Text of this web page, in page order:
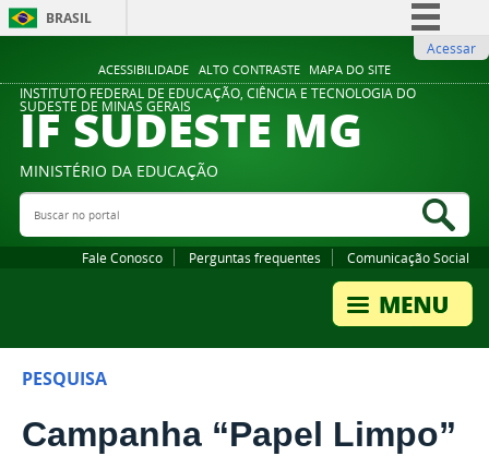
ACESSIBILIDADE ALTO CONTRASTE MAPA DO SITE
BRASIL
Comunica BR
Participe
Legislação
Acessar
INSTITUTO FEDERAL DE EDUCAÇÃO, CIÊNCIA E TECNOLOGIA DO
SUDESTE DE MINAS GERAIS
IF SUDESTE MG
MINISTÉRIO DA EDUCAÇÃO
Buscar no portal
Fale Conosco Perguntas frequentes Comunicação Social
PESQUISA
Campanha “Papel Limpo”